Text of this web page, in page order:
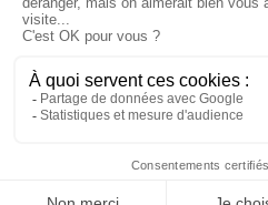
Tous droits réservés ©